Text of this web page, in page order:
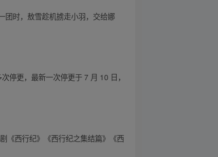
团时，敖雪趁机掳走小羽，交给娜
停更，最新一次停更于 7 月 10 日，
《西行纪》《西行纪之集结篇》《西